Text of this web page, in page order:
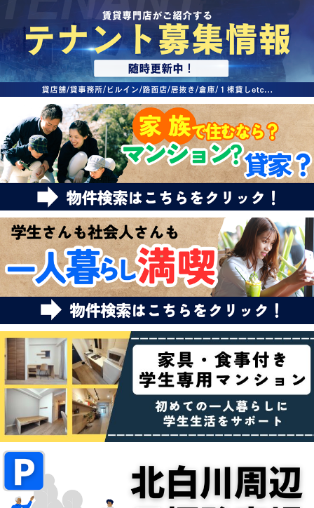
ハウスメーカー施工特集！
路線·駅から探す
IT重説について
スタッフ紹介
賃貸管理の北白川店
店舗情報·アクセス
会社概要
メールでお問い合わせ